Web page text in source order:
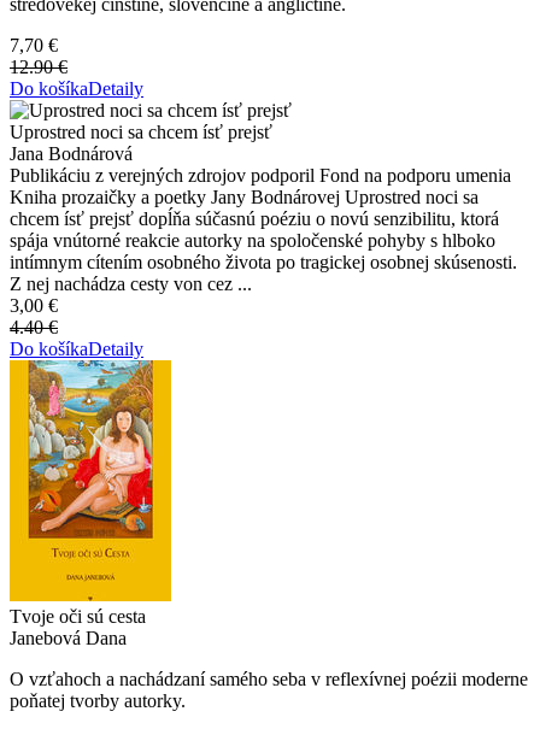
stredovekej čínštine, slovenčine a angličtine.
7,70 €
12.90 €
Do košíkaDetaily
Uprostred noci sa chcem ísť prejsť
Jana Bodnárová
Publikáciu z verejných zdrojov podporil Fond na podporu umenia
Kniha prozaičky a poetky Jany Bodnárovej Uprostred noci sa
chcem ísť prejsť dopĺňa súčasnú poéziu o novú senzibilitu, ktorá
spája vnútorné reakcie autorky na spoločenské pohyby s hlboko
intímnym cítením osobného života po tragickej osobnej skúsenosti.
Z nej nachádza cesty von cez ...
3,00 €
4.40 €
Do košíkaDetaily
Tvoje oči sú cesta
Janebová Dana
O vzťahoch a nachádzaní samého seba v reflexívnej poézii moderne
poňatej tvorby autorky.